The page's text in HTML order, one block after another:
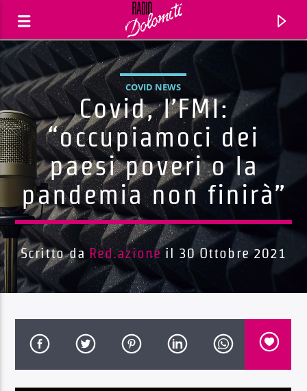
Traccia corrente
Titolo
Artista
COVID NEWS
Covid, l’FMI:
“occupiamoci dei
paesi poveri o la
pandemia non finirà”
Scritto da Red.azioneil 30 Ottobre 2021